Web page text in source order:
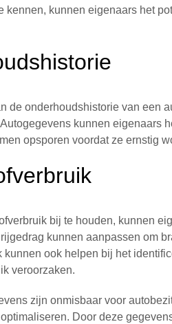
kennen, kunnen eigenaars het
de onderhoudshistorie van een
kunnen eigenaars
opsporen voordat ze ernstig
bij te houden, kunnen
kunnen aanpassen om
kunnen ook helpen bij het
veroorzaken.
zijn onmisbaar voor
Door deze